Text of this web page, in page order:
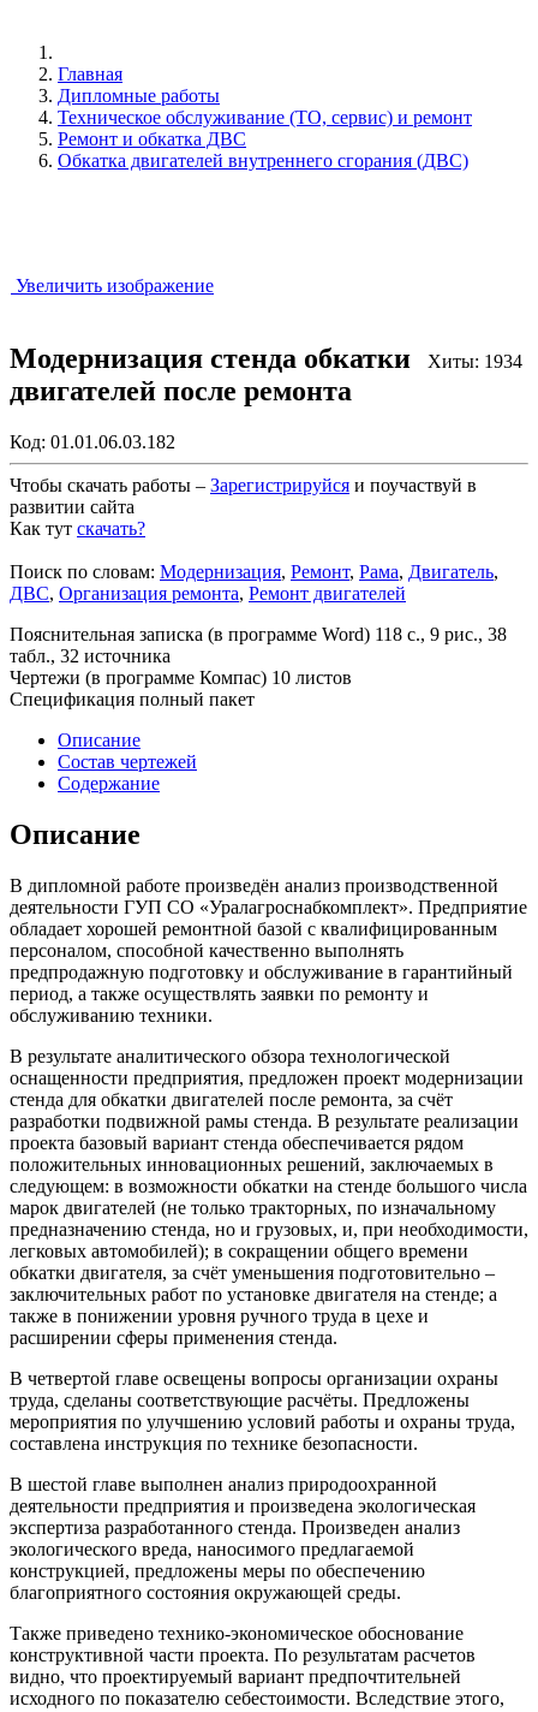
Главная
Дипломные работы
Техническое обслуживание (ТО, сервис) и ремонт
Ремонт и обкатка ДВС
Обкатка двигателей внутреннего сгорания (ДВС)
Увеличить изображение
Хиты: 1934
Модернизация стенда обкатки
двигателей после ремонта
Код: 01.01.06.03.182
Чтобы скачать работы – Зарегистрируйся и поучаствуй в
развитии сайта
Как тут скачать?
Поиск по словам: Модернизация, Ремонт, Рама, Двигатель,
ДВС, Организация ремонта, Ремонт двигателей
Пояснительная записка (в программе Word) 118 с., 9 рис., 38
табл., 32 источника
Чертежи (в программе Компас) 10 листов
Спецификация полный пакет
Описание
Состав чертежей
Содержание
Описание
В дипломной работе произведён анализ производственной
деятельности ГУП СО «Уралагроснабкомплект». Предприятие
обладает хорошей ремонтной базой с квалифицированным
персоналом, способной качественно выполнять
предпродажную подготовку и обслуживание в гарантийный
период, а также осуществлять заявки по ремонту и
обслуживанию техники.
В результате аналитического обзора технологической
оснащенности предприятия, предложен проект модернизации
стенда для обкатки двигателей после ремонта, за счёт
разработки подвижной рамы стенда. В результате реализации
проекта базовый вариант стенда обеспечивается рядом
положительных инновационных решений, заключаемых в
следующем: в возможности обкатки на стенде большого числа
марок двигателей (не только тракторных, по изначальному
предназначению стенда, но и грузовых, и, при необходимости,
легковых автомобилей); в сокращении общего времени
обкатки двигателя, за счёт уменьшения подготовительно –
заключительных работ по установке двигателя на стенде; а
также в понижении уровня ручного труда в цехе и
расширении сферы применения стенда.
В четвертой главе освещены вопросы организации охраны
труда, сделаны соответствующие расчёты. Предложены
мероприятия по улучшению условий работы и охраны труда,
составлена инструкция по технике безопасности.
В шестой главе выполнен анализ природоохранной
деятельности предприятия и произведена экологическая
экспертиза разработанного стенда. Произведен анализ
экологического вреда, наносимого предлагаемой
конструкцией, предложены меры по обеспечению
благоприятного состояния окружающей среды.
Также приведено технико-экономическое обоснование
конструктивной части проекта. По результатам расчетов
видно, что проектируемый вариант предпочтительней
исходного по показателю себестоимости. Вследствие этого,